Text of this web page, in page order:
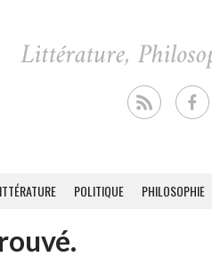
POLITIQUE PHILOSOPHIE